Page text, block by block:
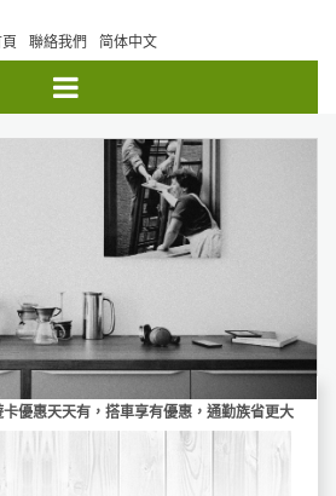
聯絡我們 简体中文
卡優惠天天有，搭車享有優惠，通勤族省更大